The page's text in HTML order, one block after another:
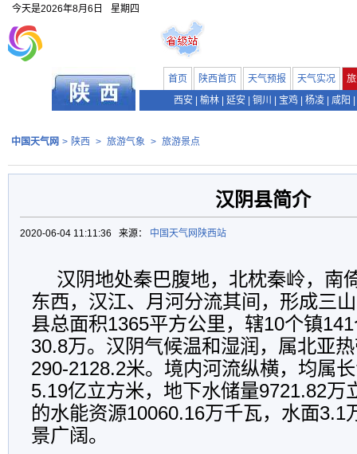
今天是2026年8月6日 星期四
首页 陕西首页 天气预报 天气实况
西安
榆林 延安 铜川 宝鸡 杨凌 咸阳
中国天气网 > 陕西 > 旅游气象 > 旅游景点
汉阴县简介
2020-06-04 11:11:36 来源： 中国天气网陕西站
汉阴地处秦巴腹地，北枕秦岭，南
东西，汉江、月河分流其间，形成三
县总面积1365平方公里，辖10个镇
30.8万。汉阴气候温和湿润，属北亚
290-2128.2米。境内河流纵横，均属
5.19亿立方米，地下水储量9721.82万
的水能资源10060.16万千瓦，水面3.1
景广阔。